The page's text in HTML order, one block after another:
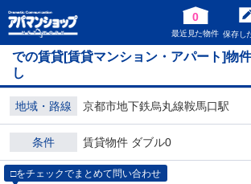
0
最近見た物件 保存し
での賃貸[賃貸マンション・アパート]物
し
地域・路線 京都市地下鉄烏丸線鞍馬口駅
条件 賃貸物件 ダブル0
□をチェックでまとめて問い合わせ